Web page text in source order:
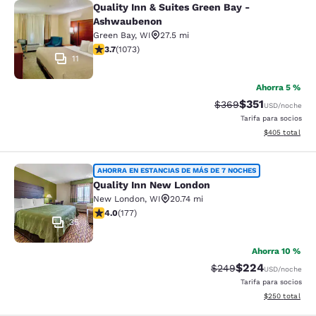
Quality Inn & Suites Green Bay -
11
Quality Inn & Suites Green Bay -
Ashwaubenon
Green Bay, WI
27.5 mi
calificación de 3.66 estrellas. Bueno. 1073 reseñas
3.7(1073)
Ahorra 5 %
Precio tachado:
$369Precio con
$351USD/noche
Tarifa para socios
Ver detalles
$405 total
Quality Inn New London
35
AHORRA EN ESTANCIAS DE MÁS DE 7 NOCHES
Quality Inn New London
New London, WI
20.74 mi
calificación de 4.03 estrellas. Muy bueno. 177 reseñas
4.0(177)
Ahorra 10 %
Precio tachado:
$249Precio con
$224USD/noche
Tarifa para socios
Ver detalles
$250 total